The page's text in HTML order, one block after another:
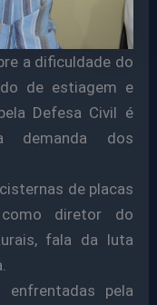
a dificuldade do
de estiagem e
Defesa Civil é
demanda dos
de placas
como diretor do
fala da luta
enfrentadas pela